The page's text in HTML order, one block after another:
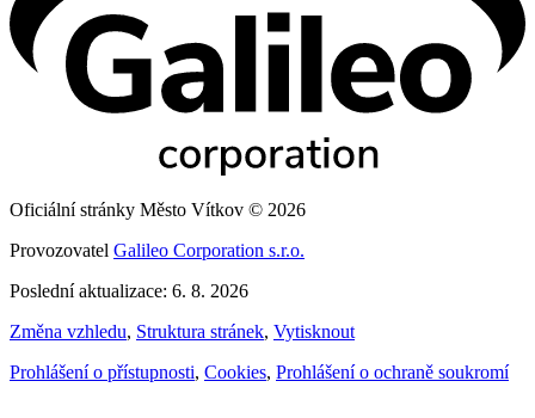
Oficiální stránky Město Vítkov © 2026
Provozovatel Galileo Corporation s.r.o.
Poslední aktualizace: 6. 8. 2026
Změna vzhledu, Struktura stránek, Vytisknout
Prohlášení o přístupnosti, Cookies, Prohlášení o ochraně soukromí